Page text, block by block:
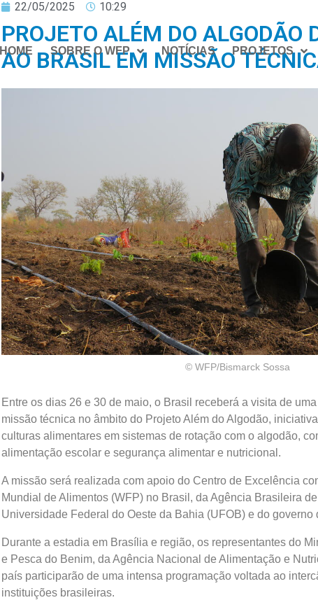
HOME SOBRE O WFP NOTÍCIAS PROJETOS
22/05/2025 10:29
PROJETO ALÉM DO ALGODÃO
AO BRASIL EM MISSÃO
© WFP/Bismarck Sossa
Entre os dias 26 e 30 de maio, o Brasil receberá a visita de
missão técnica no âmbito do Projeto Além do Algodão,
culturas alimentares em sistemas de rotação com o algodão,
alimentação escolar e segurança alimentar e nutricional.
A missão será realizada com apoio do Centro de Excelência
Mundial de Alimentos (WFP) no Brasil, da Agência Brasileira
Universidade Federal do Oeste da Bahia (UFOB) e do governo
Durante a estadia em Brasília e região, os representantes do
e Pesca do Benim, da Agência Nacional de Alimentação e
país participarão de uma intensa programação voltada ao
instituições brasileiras.